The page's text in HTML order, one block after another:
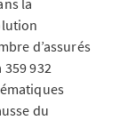
la
d’assurés
932
du